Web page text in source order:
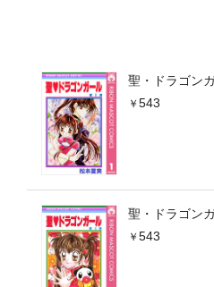
聖・ドラゴン
543
聖・ドラゴン
543